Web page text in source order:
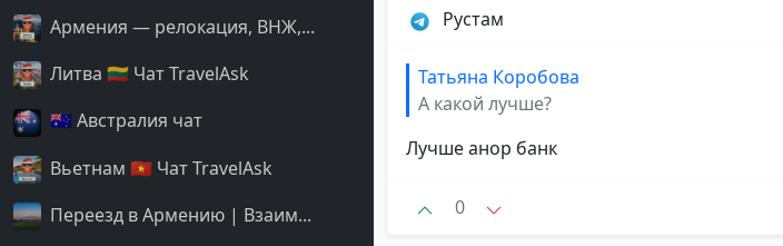
Армения — релокация, ВНЖ,...
Литва 🇱🇹 Чат TravelAsk
🇦🇺 Австралия чат
Вьетнам 🇻🇳 Чат TravelAsk
Переезд в Армению | Взаим...
Рустам
Татьяна Коробова
А какой лучше?
Лучше анор банк
0